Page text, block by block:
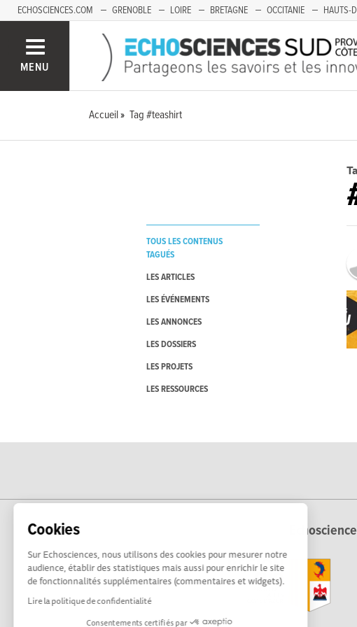
Cookies
Sur Echosciences, nous utilisons des cookies pour mesurer notre
audience, établir des statistiques mais aussi pour enrichir le site
de fonctionnalités supplémentaires (commentaires et widgets).
Lire la politique de confidentialité
Consentements certifiés par
ECHOSCIENCES.COM GRENOBLE LOIRE BRETAGNE OCCITANIE HAUTS-
MENU
Accueil Tag #teashirt
TOUS LES CONTENUS
TAGUÉS
LES ARTICLES
LES ÉVÉNEMENTS
LES ANNONCES
LES DOSSIERS
LES PROJETS
LES RESSOURCES